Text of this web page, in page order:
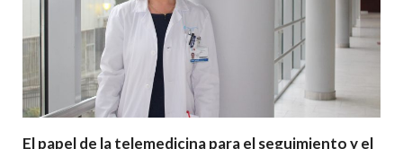
El papel de la telemedicina para el seguimiento y el